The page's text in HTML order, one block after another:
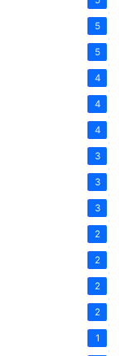
5
5
4
4
4
3
3
3
2
2
2
2
1